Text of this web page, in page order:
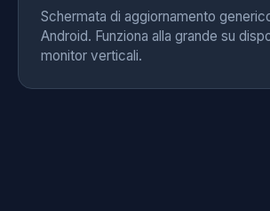
Schermata di aggiornamento
Android. Funziona alla grande su
monitor verticali.